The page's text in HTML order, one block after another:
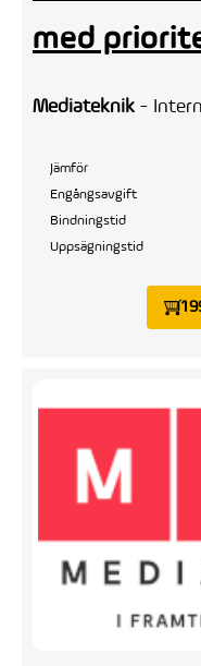
med
Mediateknik -
Jämför
Engångsavgift
Bindningstid
Uppsägningstid
1